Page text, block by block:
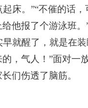
床。”“不催的话，
他报了个游泳班。
早就醒了，就是在
，气人！”面对一
们伤透了脑筋。